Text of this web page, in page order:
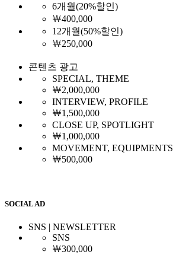
6개월(20%할인)
￦400,000
12개월(50%할인)
￦250,000
콘텐츠 광고
SPECIAL, THEME
￦2,000,000
INTERVIEW, PROFILE
￦1,500,000
CLOSE UP, SPOTLIGHT
￦1,000,000
MOVEMENT, EQUIPMENTS
￦500,000
SOCIAL AD
SNS | NEWSLETTER
SNS
￦300,000